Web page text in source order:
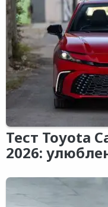
Тест Toyota
2026: